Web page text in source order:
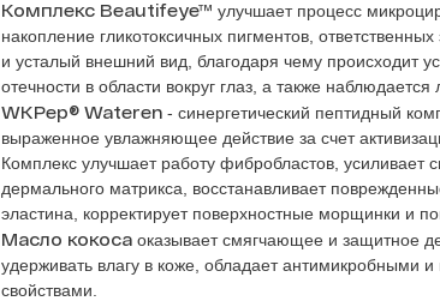
Комплекс Beautifeye™ улучшает процесс
накопление гликотоксичных пигментов,
и усталый внешний вид, благодаря чему происходит
отечности в области вокруг глаз, а также наблюдается
WKPep® Wateren - cинергетический пептидный
выраженное увлажняющее действие за счет
Комплекс улучшает работу фибробластов, усиливает
дермального матрикса, восстанавливает
эластина, корректирует поверхностные морщинки и
Масло кокоса оказывает смягчающее и защитное
удерживать влагу в коже, обладает антимикробными
свойствами.